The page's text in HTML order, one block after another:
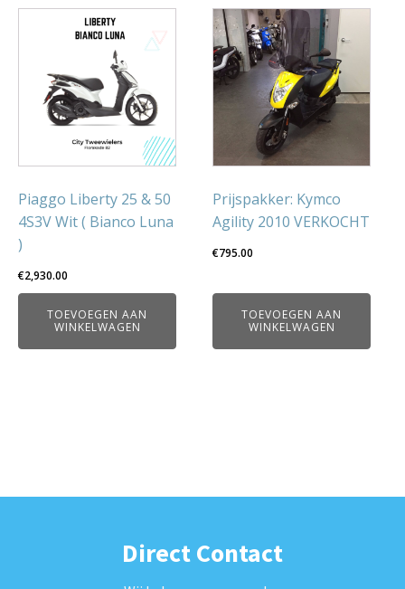
Piaggo Liberty 25 & 50
4S3V Wit ( Bianco Luna
)
€2,930.00
TOEVOEGEN AAN
WINKELWAGEN
Prijspakker: Kymco
Agility 2010 VERKOCHT
€795.00
TOEVOEGEN AAN
WINKELWAGEN
Direct Contact